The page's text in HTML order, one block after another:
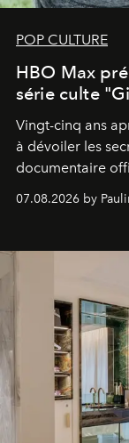
POP CULTURE
HBO Max
série culte
Vingt-cinq ans
à dévoiler les
documentaire
inédites et
générationnel.
07.08.2026 by